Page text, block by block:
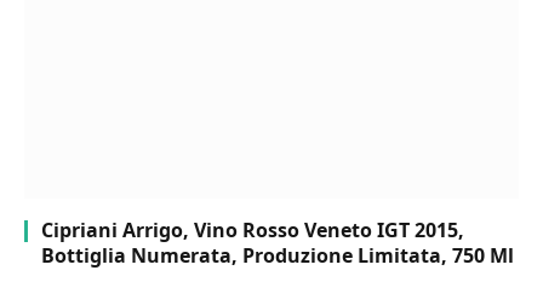
Cipriani Arrigo, Vino Rosso Veneto IGT 2015,
Bottiglia Numerata, Produzione Limitata, 750 Ml